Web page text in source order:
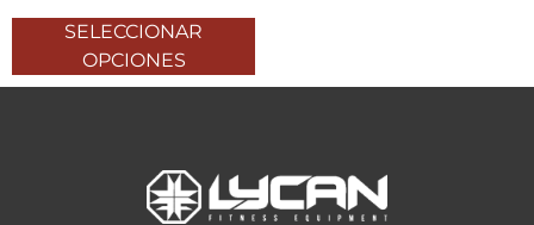
SELECCIONAR
OPCIONES